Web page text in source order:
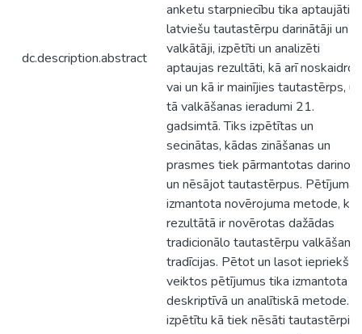
dc.description.abstract
anketu starpniecību tika aptaujāti
latviešu tautastērpu darinātāji un
valkātāji, izpētīti un analizēti
aptaujas rezultāti, kā arī
vai un kā ir mainījies tautastērps, un
tā valkāšanas ieradumi 21.
gadsimtā. Tiks izpētītas un
secinātas, kādas zināšanas un
prasmes tiek pārmantotas darinot
un nēsājot tautastērpus. Pētījumā
izmantota novērojuma metode, kā
rezultātā ir novērotas dažādas
tradicionālo tautastērpu
tradīcijas. Pētot un lasot iepriekš
veiktos pētījumus tika izmantota
deskriptīvā un analītiskā metode.
izpētītu kā tiek nēsāti tautastērpi,